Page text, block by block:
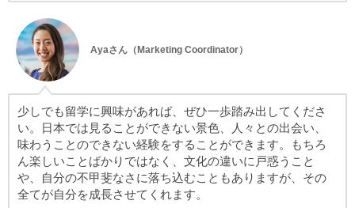
Ayaさん（Marketing Coordinator）
少しでも留学に興味があれば、ぜひ一歩踏み出してくださ
い。日本では見ることができない景色、人々との出会い、
味わうことのできない経験をすることができます。もちろ
ん楽しいことばかりではなく、文化の違いに戸惑うこと
や、自分の不甲斐なさに落ち込むこともありますが、その
全てが自分を成長させてくれます。